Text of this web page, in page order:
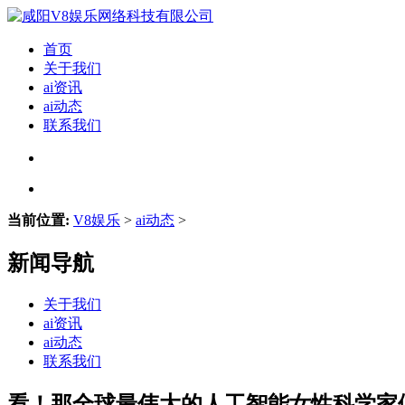
首页
关于我们
ai资讯
ai动态
联系我们
当前位置: V8娱乐 > ai动态 >
新闻导航
关于我们
ai资讯
ai动态
联系我们